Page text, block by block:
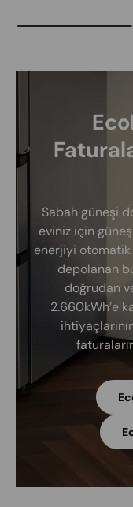
Sabah güneşi
eviniz için
enerjiyi otomatik
depolanan
doğrudan
2.660kWh’e